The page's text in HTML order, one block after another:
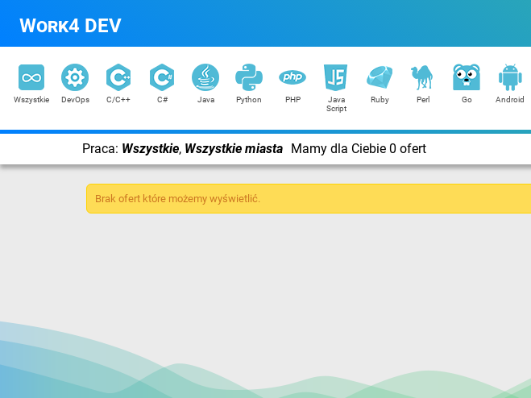
Work4 DEV
Wszystkie DevOps C/C++ C# Java Python PHP
Java
Script
Ruby Perl Go Android
Praca: Wszystkie, Wszystkie miasta Mamy dla Ciebie 0 ofert
Brak ofert które możemy wyświetlić.